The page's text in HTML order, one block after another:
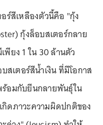
ร์สีเหลืองตัวนี้คือ "กุ้ง
กุ้งล็อบสเตอร์กลาย
ยง 1 ใน 30 ล้านตัว
สเตอร์สีน้ำเงิน ที่มีโอกาส
ร้อมกับยีนกลายพันธุ์ใน
ดภาวะความผิดปกติของ